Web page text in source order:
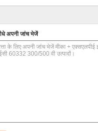
अपनी जांच भेजें